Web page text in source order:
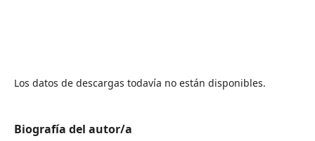
Los datos de descargas todavía no están disponibles.
Biografía del autor/a